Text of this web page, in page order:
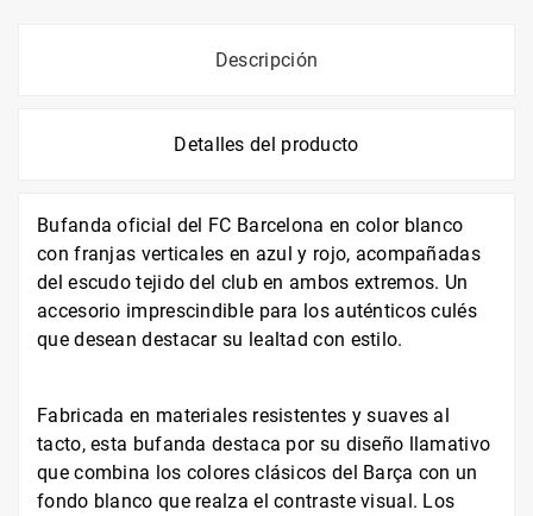
Descripción
Detalles del producto
Bufanda oficial del FC Barcelona en color blanco
con franjas verticales en azul y rojo, acompañadas
del escudo tejido del club en ambos extremos. Un
accesorio imprescindible para los auténticos culés
que desean destacar su lealtad con estilo.
Fabricada en materiales resistentes y suaves al
tacto, esta bufanda destaca por su diseño llamativo
que combina los colores clásicos del Barça con un
fondo blanco que realza el contraste visual. Los